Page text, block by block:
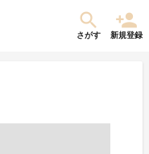
さがす 新規登録